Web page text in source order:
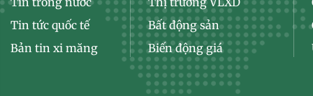
Tin tức quốc tế
Bản tin xi măng
Bất động sản
Biến động giá